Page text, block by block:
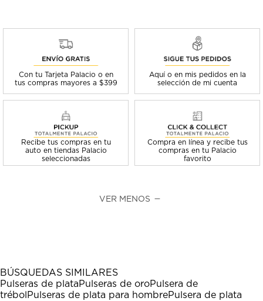
Con tu Tarjeta Palacio o en
tus compras mayores a $399
Aquí o en mis pedidos en la
selección de mi cuenta
Recibe tus compras en tu
auto en tiendas Palacio
seleccionadas
Compra en línea y recibe tus
compras en tu Palacio
favorito
VER MENOS
BÚSQUEDAS SIMILARES
Pulseras de plataPulseras de oroPulsera de
trébol Pulseras de plata para hombrePulsera de plata